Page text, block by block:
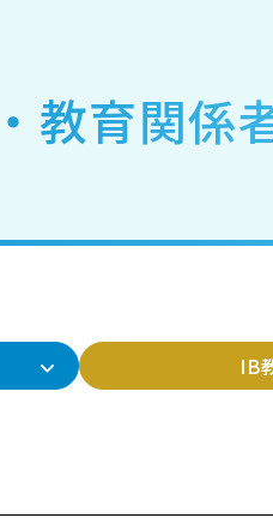
教育関係
IB